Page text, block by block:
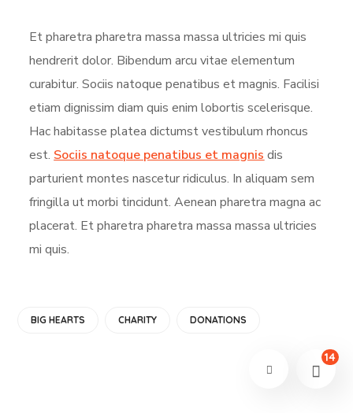
Et pharetra pharetra massa massa ultricies mi quis
hendrerit dolor. Bibendum arcu vitae elementum
curabitur. Sociis natoque penatibus et magnis. Facilisi
etiam dignissim diam quis enim lobortis scelerisque.
Hac habitasse platea dictumst vestibulum rhoncus
est. Sociis natoque penatibus et magnis dis
parturient montes nascetur ridiculus. In aliquam sem
fringilla ut morbi tincidunt. Aenean pharetra magna ac
placerat. Et pharetra pharetra massa massa ultricies
mi quis.
BIG HEARTS CHARITY DONATIONS
14